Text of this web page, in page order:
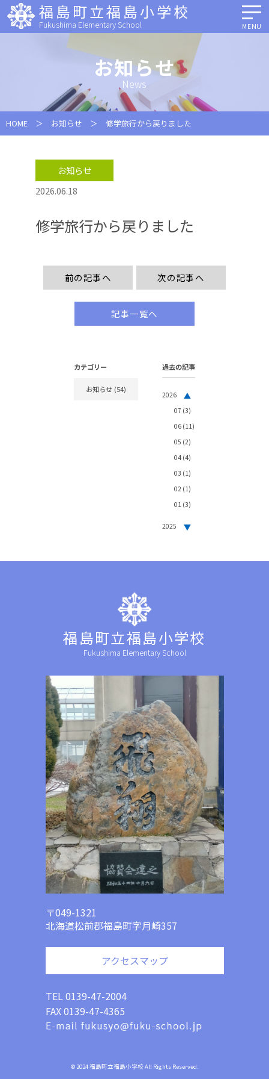
福島町立福島小学校
Fukushima Elementary School MENU
お知らせ
News
HOME ＞ お知らせ ＞ 修学旅行から戻りました
お知らせ
2026.06.18
修学旅行から戻りました
前の記事へ 次の記事へ
記事一覧へ
カテゴリー
お知らせ (54)
過去の記事
2026
07 (3)
06 (11)
05 (2)
04 (4)
03 (1)
02 (1)
01 (3)
2025
福島町立福島小学校
Fukushima Elementary School
〒049-1321
北海道松前郡福島町字月崎357
アクセスマップ
TEL 0139-47-2004
FAX 0139-47-4365
© 2024 福島町立福島小学校 All Rights Reserved.